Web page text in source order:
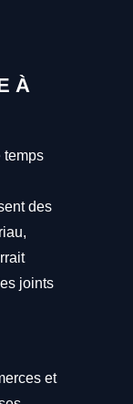
À
temps
des
joints
et